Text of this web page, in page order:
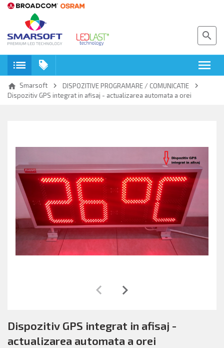
search
toc menu
home Smarsoft keyboard_arrow_right DISPOZITIVE PROGRAMARE / COMUNICATIE keyboard_arrow_right
Dispozitiv GPS integrat in afisaj - actualizarea automata a orei
keyboard_arrow_left keyboard_arrow_right
Dispozitiv GPS integrat in afisaj -
actualizarea automata a orei